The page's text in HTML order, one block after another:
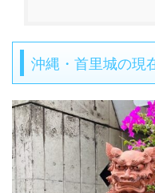
沖縄・首里城の現